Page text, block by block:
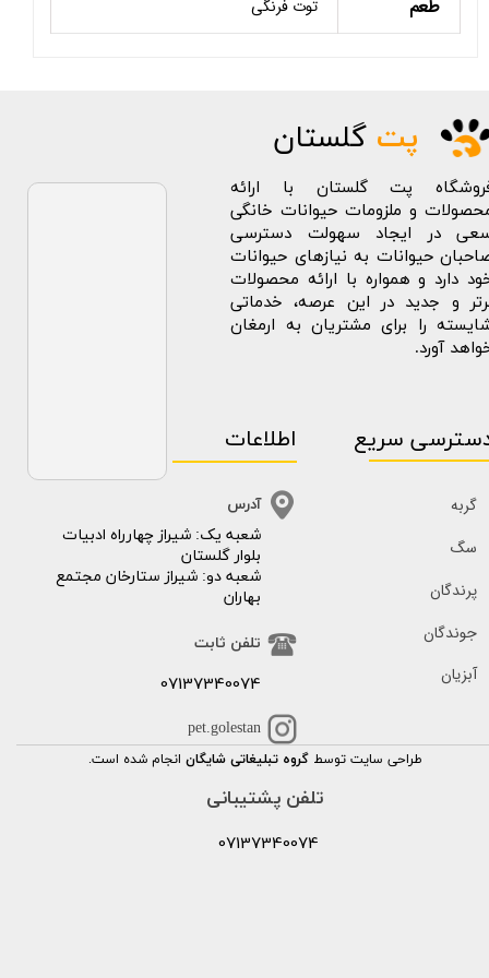
طعم توت فرنگی
پت گلستان
پت گلستان با ارائه
و ملزومات حیوانات خانگی
در ایجاد سهولت دسترسی
حیوانات به نیازهای حیوانات
دارد و همواره با ارائه محصولات
و جدید در این عرصه، خدماتی
را برای مشتریان به ارمغان
آورد.
سریع
گربه
سگ
پرندگان
جوندگان
آبزیان
​​شعبه یک: شیراز چهارراه ادبیات
بلوار گلستان
شعبه دو: شیراز ستارخان مجتمع
بهاران
اطلاعات
آدرس
تلفن ثابت
07137340074
pet.golestan
طراحی سایت توسط گروه تبلیغاتی شایگان انجام شده است.
تلفن پشتیبانی
07137340074